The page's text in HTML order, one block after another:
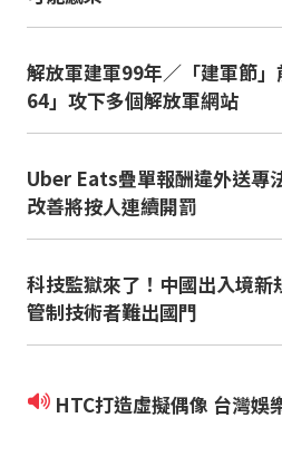
解放軍建軍99年／「建軍節
64」攻下多個解放軍網站
Uber Eats疊單報酬違外送專
改善將按人連續開罰
科技監獄來了！中國出入境
管制技術者難出國門
HTC打造虛擬偶像 台灣娛